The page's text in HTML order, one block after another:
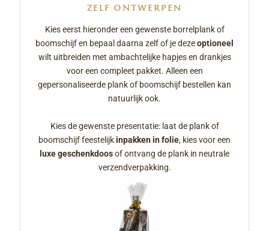
ZELF ONTWERPEN
Kies eerst hieronder een gewenste borrelplank of
boomschijf en bepaal daarna zelf of je dezeoptioneel
wilt uitbreiden met ambachtelijke hapjes en drankjes
voor een compleet pakket. Alleen een
gepersonaliseerde plank of boomschijf bestellen kan
natuurlijk ook.
Kies de gewenste presentatie: laat de plank of
boomschijf feestelijkinpakken in folie, kies voor een
luxe geschenkdoosof ontvang de plank in neutrale
verzendverpakking.